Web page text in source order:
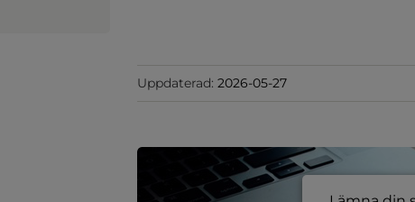
Uppdaterad: 2026-05-27